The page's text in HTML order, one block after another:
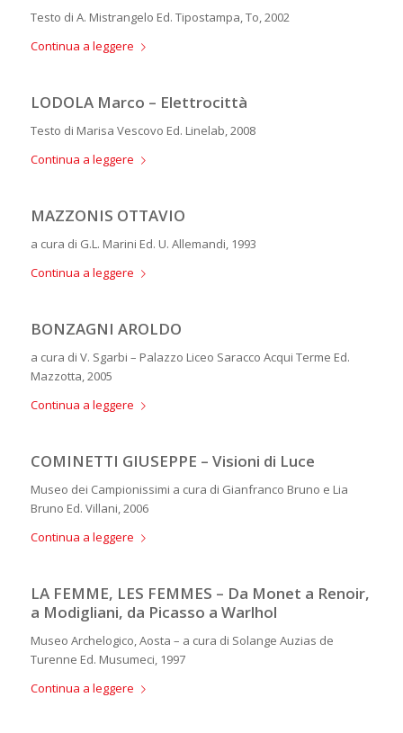
Testo di A. Mistrangelo Ed. Tipostampa, To, 2002
Continua a leggere
LODOLA Marco – Elettrocittà
Testo di Marisa Vescovo Ed. Linelab, 2008
Continua a leggere
MAZZONIS OTTAVIO
a cura di G.L. Marini Ed. U. Allemandi, 1993
Continua a leggere
BONZAGNI AROLDO
a cura di V. Sgarbi – Palazzo Liceo Saracco Acqui Terme Ed.
Mazzotta, 2005
Continua a leggere
COMINETTI GIUSEPPE – Visioni di Luce
Museo dei Campionissimi a cura di Gianfranco Bruno e Lia
Bruno Ed. Villani, 2006
Continua a leggere
LA FEMME, LES FEMMES – Da Monet a Renoir,
a Modigliani, da Picasso a Warlhol
Museo Archelogico, Aosta – a cura di Solange Auzias de
Turenne Ed. Musumeci, 1997
Continua a leggere